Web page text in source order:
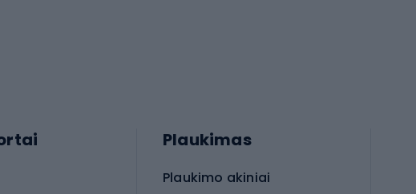
Plaukimas
Plaukimo akiniai